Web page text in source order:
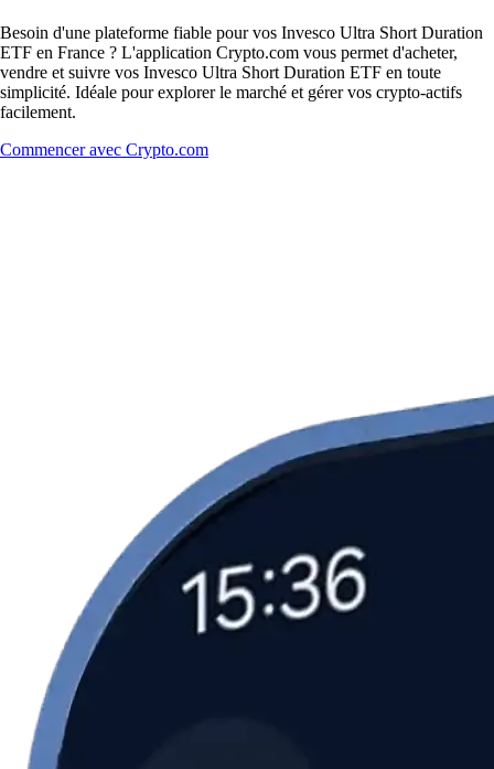
Besoin d'une plateforme fiable pour vos Invesco Ultra Short Duration
ETF en France ? L'application Crypto.com vous permet d'acheter,
vendre et suivre vos Invesco Ultra Short Duration ETF en toute
simplicité. Idéale pour explorer le marché et gérer vos crypto-actifs
facilement.
Commencer avec Crypto.com